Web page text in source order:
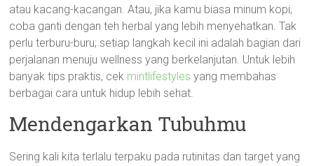
atau kacang-kacangan. Atau, jika kamu biasa minum kopi,
coba ganti dengan teh herbal yang lebih menyehatkan. Tak
perlu terburu-buru; setiap langkah kecil ini adalah bagian dari
perjalanan menuju wellness yang berkelanjutan. Untuk lebih
banyak tips praktis, cek mintlifestyles yang membahas
berbagai cara untuk hidup lebih sehat.
Mendengarkan Tubuhmu
Sering kali kita terlalu terpaku pada rutinitas dan target yang